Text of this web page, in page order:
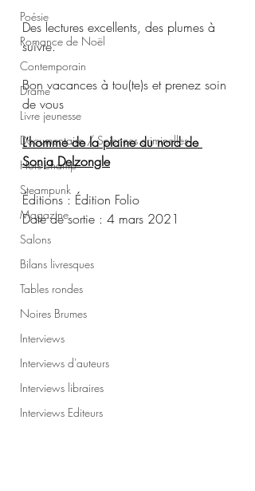
Poésie
Romance de Noël
Contemporain
Drame
Livre jeunesse
Documentaire / Sciences criminelles
Hors champ
Steampunk
Magazine
Salons
Bilans livresques
Tables rondes
Noires Brumes
Interviews
Interviews d'auteurs
Interviews libraires
Interviews Editeurs
Des lectures excellents, des plumes à
suivre.
Bon vacances à tou(te)s et prenez soin
de vous
L’homme de la plaine du nord de
Sonja Delzongle
Éditions : Édition Folio
Date de sortie : 4 mars 2021